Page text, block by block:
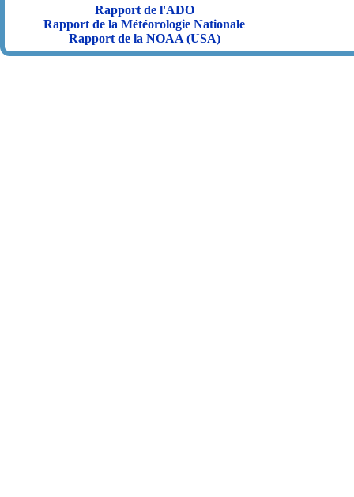
Rapport de l'ADO
Rapport de la Météorologie Nationale
Rapport de la NOAA (USA)